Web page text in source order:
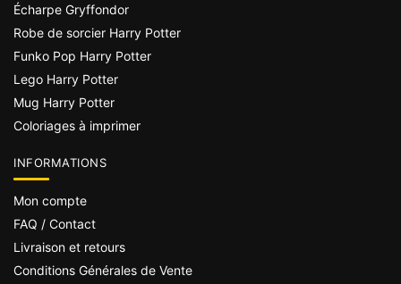
Écharpe Gryffondor
Robe de sorcier Harry Potter
Funko Pop Harry Potter
Lego Harry Potter
Mug Harry Potter
Coloriages à imprimer
INFORMATIONS
Mon compte
FAQ / Contact
Livraison et retours
Conditions Générales de Vente